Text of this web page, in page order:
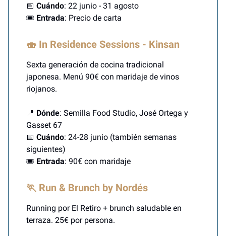
📅 Cuándo: 22 junio - 31 agosto
🎟️ Entrada: Precio de carta
🍣 In Residence Sessions - Kinsan
Sexta generación de cocina tradicional
japonesa. Menú 90€ con maridaje de vinos
riojanos.
📍 Dónde: Semilla Food Studio, José Ortega y
Gasset 67
📅 Cuándo: 24-28 junio (también semanas
siguientes)
🎟️ Entrada: 90€ con maridaje
🏃 Run & Brunch by Nordés
Running por El Retiro + brunch saludable en
terraza. 25€ por persona.